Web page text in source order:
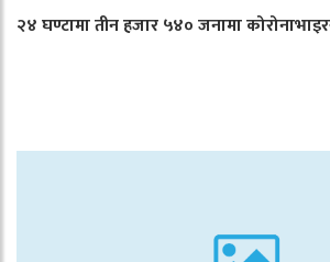
२४ घण्टामा तीन हजार ५४० जनामा